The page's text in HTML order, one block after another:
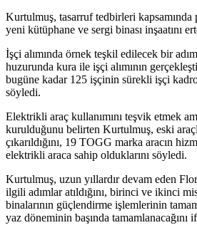
Kurtulmuş, tasarruf tedbirleri kapsamında
yeni kütüphane ve sergi binası inşaatını
İşçi alımında örnek teşkil edilecek bir
huzurunda kura ile işçi alımının
bugüne kadar 125 işçinin sürekli işçi
söyledi.
Elektrikli araç kullanımını teşvik etmek
kurulduğunu belirten Kurtulmuş, eski
çıkarıldığını, 19 TOGG marka aracın
elektrikli araca sahip olduklarını söyledi.
Kurtulmuş, uzun yıllardır devam eden
ilgili adımlar atıldığını, birinci ve ikinci
binalarının güçlendirme işlemlerinin
yaz döneminin başında tamamlanacağını